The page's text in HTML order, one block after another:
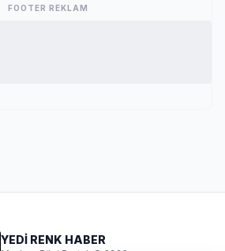
FOOTER REKLAM
YEDİ RENK HABER